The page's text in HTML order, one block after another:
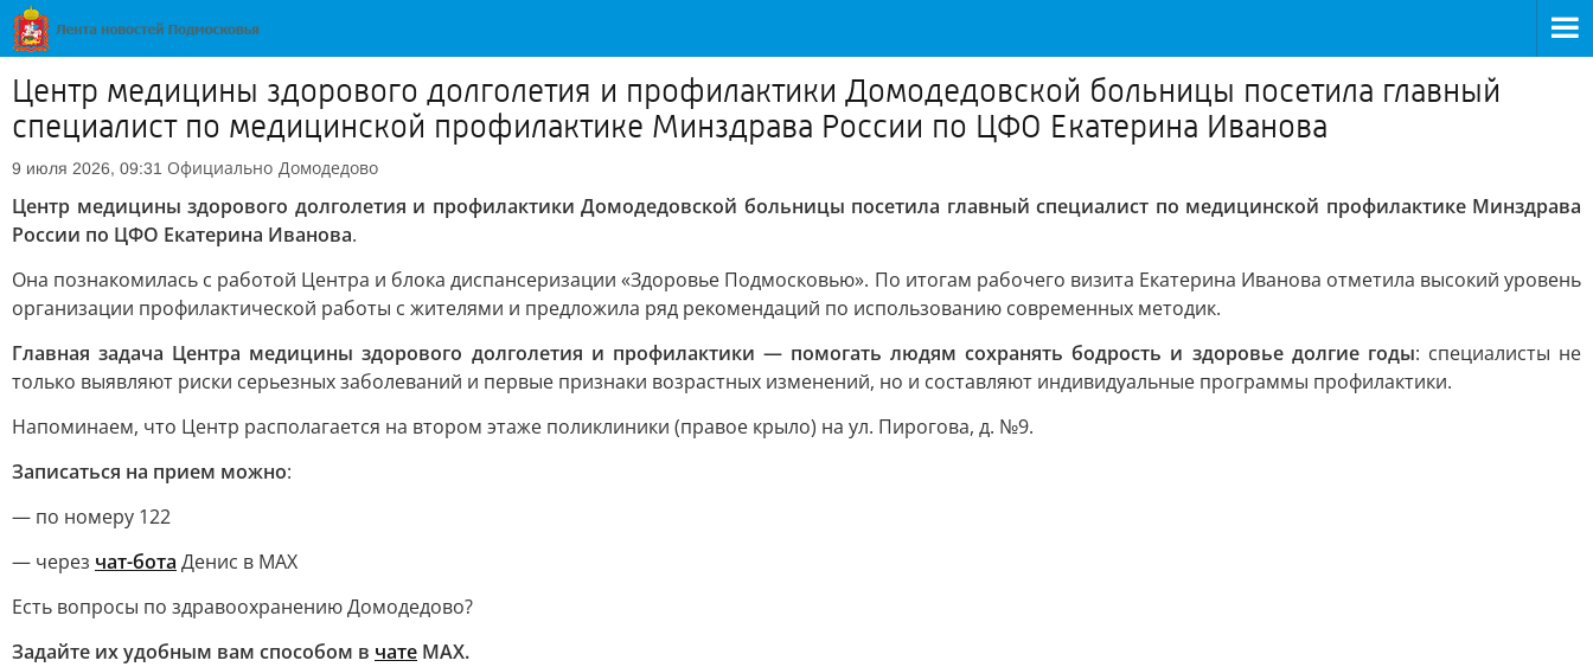
Центр медицины здорового долголетия и профилактики Домодедовской больницы посетила главный
специалист по медицинской профилактике Минздрава России по ЦФО Екатерина Иванова
9 июля 2026, 09:31 Официально Домодедово
Центр медицины здорового долголетия и профилактики Домодедовской больницы посетила главный специалист по медицинской профилактике Минздрава
России по ЦФО Екатерина Иванова.
Она познакомилась с работой Центра и блока диспансеризации «Здоровье Подмосковью». По итогам рабочего визита Екатерина Иванова отметила высокий уровень
организации профилактической работы с жителями и предложила ряд рекомендаций по использованию современных методик.
Главная задача Центра медицины здорового долголетия и профилактики — помогать людям сохранять бодрость и здоровье долгие годы: специалисты не
только выявляют риски серьезных заболеваний и первые признаки возрастных изменений, но и составляют индивидуальные программы профилактики.
Напоминаем, что Центр располагается на втором этаже поликлиники (правое крыло) на ул. Пирогова, д. №9.
Записаться на прием можно:
— по номеру 122
— через чат-бота Денис в MAX
Есть вопросы по здравоохранению Домодедово?
Задайте их удобным вам способом в чате МАХ.